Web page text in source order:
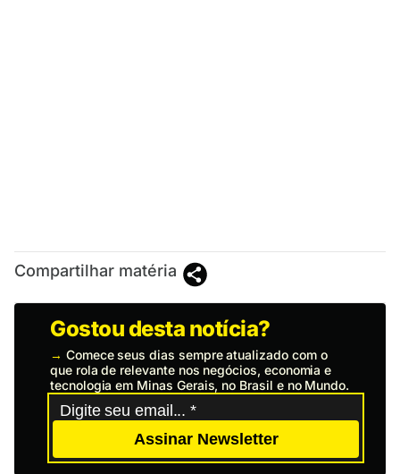
Compartilhar matéria
Gostou desta notícia?
→ Comece seus dias sempre atualizado com o
que rola de relevante nos negócios, economia e
tecnologia em Minas Gerais, no Brasil e no Mundo.
Assinar Newsletter